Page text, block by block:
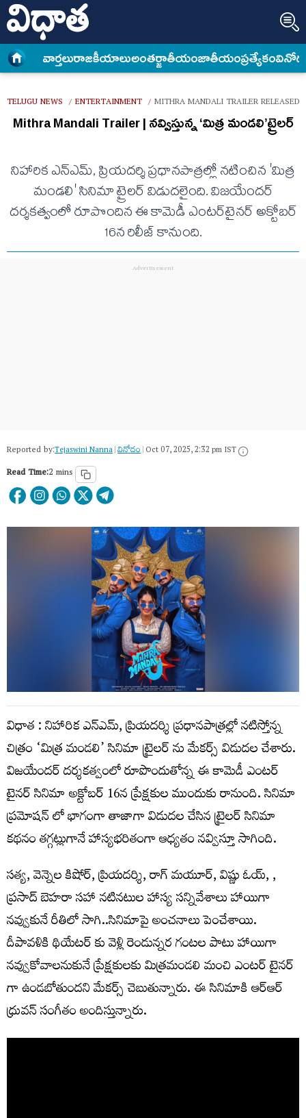
వార్త‌లురాజకీయాలుఅంత‌ర్జాతీయంజాతీయంప్రత్యేకం
TELUGU NEWS / ENTERTAINMENT / MITHRA MANDALI TRAILER
Mithra Mandali Trailer | నవ్విస్తున్న ‘మిత్ర మండలి’ట్రైలర్
నిహారిక ఎన్‌ఎమ్‌, ప్రియదర్శి ప్రధానపాత్రల్లో నటించిన 'మిత్ర
మండలి' సినిమా ట్రైలర్ విడుదలైంది. విజయేందర్‌
దర్శకత్వంలో రూపొందిన ఈ కామెడీ ఎంటర్‌టైనర్ అక్టోబర్
16న రిలీజ్ కానుంది.
Reported by:Tejaswini Nanna|వినోదం|Oct 07, 2025, 2:32 pm IST
Read Time:2 mins
విధాత : నిహారిక ఎన్‌ఎమ్‌, ప్రియదర్శి ప్రధానపాత్రల్లో నటిస్తోన్న
చిత్రం ‘మిత్ర మండలి’ సినిమా ట్రైలర్ ను మేకర్స్ విడుదల చేశారు.
విజయేందర్‌ దర్శకత్వంలో రూపొందుతోన్న ఈ కామెడీ ఎంటర్
టైనర్ సినిమా అక్టోబర్‌ 16న ప్రేక్షకుల ముందుకు రానుంది. సినిమా
ప్రమోషన్ లో భాగంగా తాజాగా విడుదల చేసిన ట్రైలర్ సినిమా
కథనం తగ్గట్లుగానే హాస్యభరితంగా ఆధ్యతం నవ్విస్తూ సాగింది.
సత్య, వెన్నెల కిషోర్, ప్రియదర్శి, రాగ్ మయూర్, విష్ణు ఓయ్, ,
ప్రసాద్ బెహరా సహా నటినటుల హాస్య సన్నివేశాలు హాయిగా
నవ్వుకునే రీతిలో సాగి..సినిమాపై అంచనాలు పెంచేశాయి.
దీపావళికి థియేటర్ కు వెళ్లి రెండున్నర గంటల పాటు హాయిగా
నవ్వుకోవాలనుకునే ప్రేక్షకులకు మిత్రమండలి మంచి ఎంటర్ టైనర్
గా ఉండబోతుందని మేకర్స్ చెబుతున్నారు. ఈ సినిమాకి ఆర్‌ఆర్
ధ్రువన్ సంగీతం అందిస్తున్నారు.